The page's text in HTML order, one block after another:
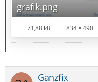
grafik.png
71,88 kB 834 × 490
Ganzfix